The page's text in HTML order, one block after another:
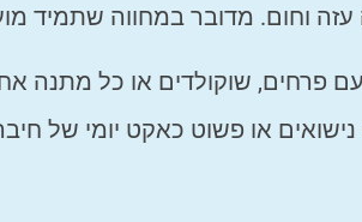
וחום. מדובר במחווה שתמיד
פרחים, שוקולדים או כל
נישואים או פשוט כאקט יומי של